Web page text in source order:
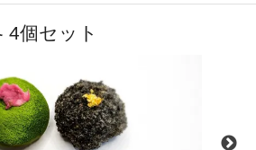
4個セット